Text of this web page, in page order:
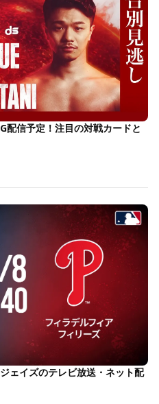
信予定！注目の対戦カードと
ェイズのテレビ放送・ネット配